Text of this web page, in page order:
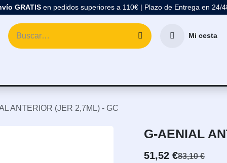
GRATIS en pedidos superiores a 110€ | Plazo de Entrega en 24/
Mi cesta
ANTERIOR (JER 2,7ML) - GC
G-AENIAL
51,52 €83,10€